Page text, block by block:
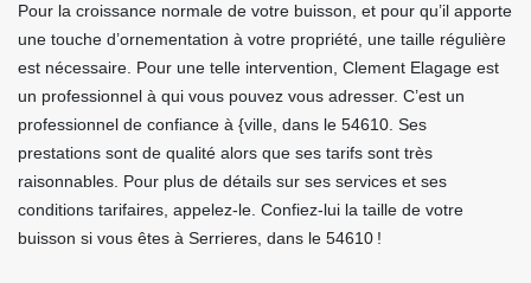
Pour la croissance normale de votre buisson, et pour qu’il apporte
une touche d’ornementation à votre propriété, une taille régulière
est nécessaire. Pour une telle intervention, Clement Elagage est
un professionnel à qui vous pouvez vous adresser. C’est un
professionnel de confiance à {ville, dans le 54610. Ses
prestations sont de qualité alors que ses tarifs sont très
raisonnables. Pour plus de détails sur ses services et ses
conditions tarifaires, appelez-le. Confiez-lui la taille de votre
buisson si vous êtes à Serrieres, dans le 54610 !